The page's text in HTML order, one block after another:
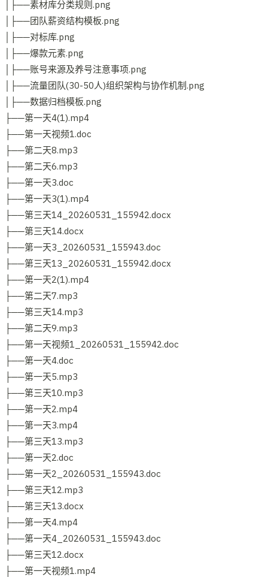
│├──素材库分类规则.png
│├──团队薪资结构模板.png
│├──对标库.png
│├──爆款元素.png
│├──账号来源及养号注意事项.png
│├──流量团队(30-50人)组织架构与协作机制.png
│├──数据归档模板.png
├──第一天4(1).mp4
├──第一天视频1.doc
├──第二天8.mp3
├──第二天6.mp3
├──第一天3.doc
├──第一天3(1).mp4
├──第三天14_20260531_155942.docx
├──第三天14.docx
├──第一天3_20260531_155943.doc
├──第三天13_20260531_155942.docx
├──第一天2(1).mp4
├──第二天7.mp3
├──第三天14.mp3
├──第二天9.mp3
├──第一天视频1_20260531_155942.doc
├──第一天4.doc
├──第一天5.mp3
├──第三天10.mp3
├──第一天2.mp4
├──第一天3.mp4
├──第三天13.mp3
├──第一天2.doc
├──第一天2_20260531_155943.doc
├──第三天12.mp3
├──第三天13.docx
├──第一天4.mp4
├──第一天4_20260531_155943.doc
├──第三天12.docx
├──第一天视频1.mp4